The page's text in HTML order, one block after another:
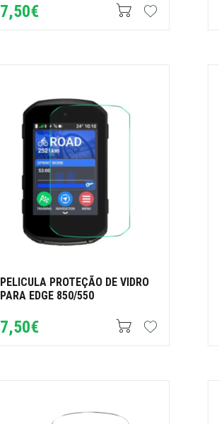
7,50€
PELICULA PROTEÇÃO DE VIDRO
PARA EDGE 850/550
7,50€